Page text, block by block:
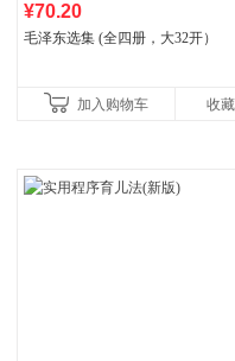
¥70.20
毛泽东选集 (全四册，大32开）
加入购物车 收藏